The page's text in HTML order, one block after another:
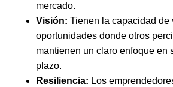
mercado.
Visión: Tienen la capacidad de
oportunidades donde otros
mantienen un claro enfoque en
plazo.
Resiliencia: Los